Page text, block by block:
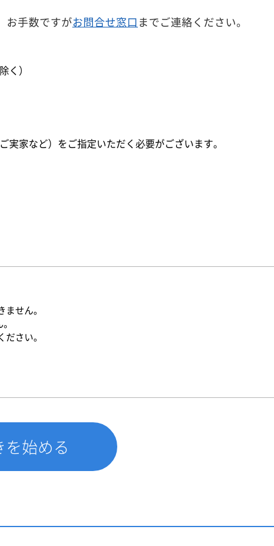
お手数ですがお問合せ窓口までご連絡ください。
く）
家など）をご指定いただく必要がございます。
せん。
さい。
を始める